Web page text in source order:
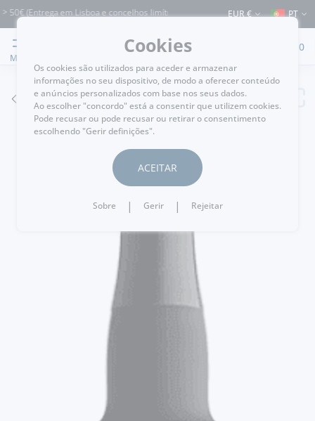
(Entrega em Lisboa e concelhos limítrofes) ⚠️ Envios para Portugal e para o
EUR € PT
MENU
0
VOLTAR
Cookies
Os cookies são utilizados para aceder e armazenar
informações no seu dispositivo, de modo a oferecer conteúdo
e anúncios personalizados com base nos seus dados.
Ao escolher "concordo" está a consentir que utilizem cookies.
Pode recusar ou pode recusar ou retirar o consentimento
escolhendo "Gerir definições".
ACEITAR
Sobre | Gerir | Rejeitar